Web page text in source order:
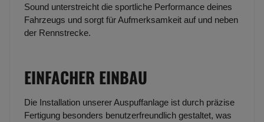
Sound unterstreicht die sportliche Performance deines
Fahrzeugs und sorgt für Aufmerksamkeit auf und neben
der Rennstrecke.
EINFACHER EINBAU
Die Installation unserer Auspuffanlage ist durch präzise
Fertigung besonders benutzerfreundlich gestaltet, was